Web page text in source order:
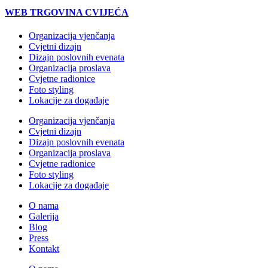
WEB TRGOVINA CVIJEĆA
Organizacija vjenčanja
Cvjetni dizajn
Dizajn poslovnih evenata
Organizacija proslava
Cvjetne radionice
Foto styling
Lokacije za događaje
Organizacija vjenčanja
Cvjetni dizajn
Dizajn poslovnih evenata
Organizacija proslava
Cvjetne radionice
Foto styling
Lokacije za događaje
O nama
Galerija
Blog
Press
Kontakt